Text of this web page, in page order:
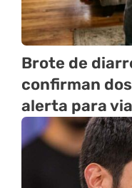
Brote de
confirman
alerta para